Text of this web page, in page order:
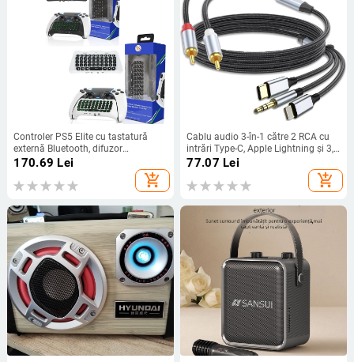
Controler PS5 Elite cu tastatură
externă Bluetooth, difuzor
încorporat, intrare pentru chat vocal
170.69 Lei
add_shopping_cart
Cablu audio 3-în-1 către 2 RCA cu
intrări Type-C, Apple Lightning și 3,5
mm, 2× RCA ieșiri, conductoare din
cupru fără oxigen, cupru placat cu
staniu, ROHS
77.07 Lei
add_shopping_cart